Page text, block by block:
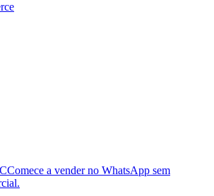
Comece a vender no WhatsApp sem